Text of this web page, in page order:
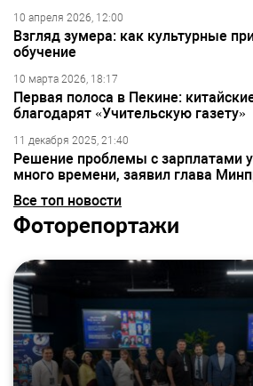
10 апреля 2026, 12:00
Взгляд зумера: как культурные
обучение
10 марта 2026, 18:17
Первая полоса в Пекине:
благодарят «Учительскую газету»
11 декабря 2025, 21:40
Решение проблемы с зарплатами
много времени, заявил глава
Все топ новости
Фоторепортажи